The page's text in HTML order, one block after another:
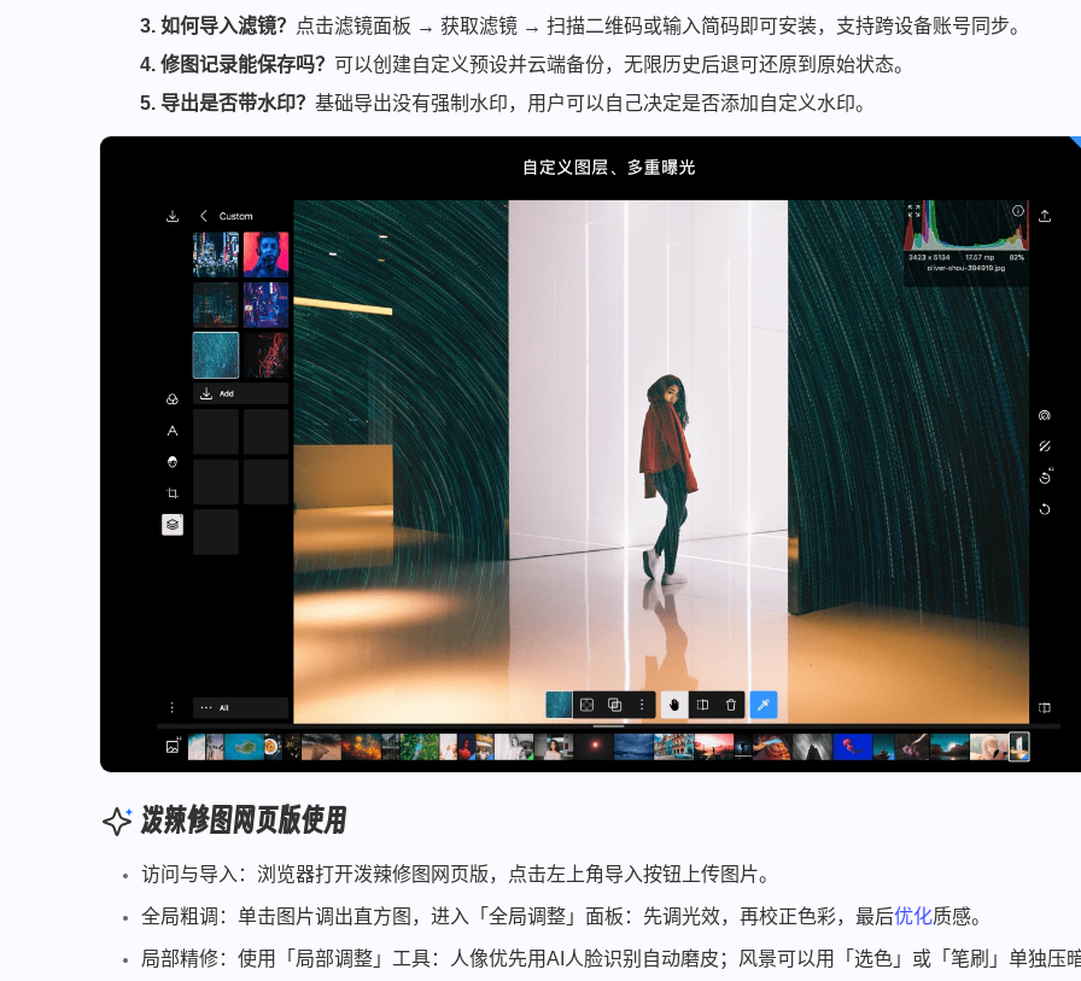
3. 如何导入滤镜？ 点击滤镜面板 → 获取滤镜 → 扫描二维码或输入简码即可安装，支持跨设备账号同步。
4. 修图记录能保存吗？ 可以创建自定义预设并云端备份，无限历史后退可还原到原始状态。
5. 导出是否带水印？ 基础导出没有强制水印，用户可以自己决定是否添加自定义水印。
泼辣修图网页版使用
访问与导入：浏览器打开泼辣修图网页版，点击左上角导入按钮上传图片。
全局粗调：单击图片调出直方图，进入「全局调整」面板：先调光效，再校正色彩，最后优化质感。
局部精修：使用「局部调整」工具：人像优先用AI人脸识别自动磨皮；风景可以用「选色」或「笔刷」单独压